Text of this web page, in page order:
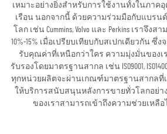
เหมาะอย่างยิ่งสำหรับการใช้งานทั้งในภาค
เรือน นอกจากนี้ ด้วยความร่วมมือกับแบรน
โลก เช่น Cummins, Volvo และ Perkins เราจึ
10%-15% เมื่อเปรียบเทียบกับสเปกเดียวกัน ซึ่
รับคุณค่าที่เหนือกว่าใคร ความมุ่งมั่นของ
รับรองโดยมาตรฐานสากล เช่น ISO9001,
ทุกหน่วยผลิตจะผ่านเกณฑ์มาตรฐานสากลที่เ
ให้บริการสนับสนุนหลังการขายทั่วโลกอย่า
ของเราสามารถเข้าถึงความช่วยเหลือ